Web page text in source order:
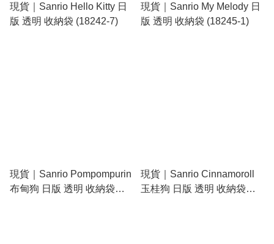
現貨｜Sanrio Hello Kitty 日
版 透明 收納袋 (18242-7)
現貨｜Sanrio My Melody 日
版 透明 收納袋 (18245-1)
現貨｜Sanrio Pompompurin
布甸狗 日版 透明 收納袋
現貨｜Sanrio Cinnamoroll
玉桂狗 日版 透明 收納袋